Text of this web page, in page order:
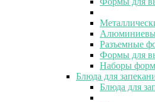
Разъемные
Формы для
Наборы
Блюда для
Блюда для